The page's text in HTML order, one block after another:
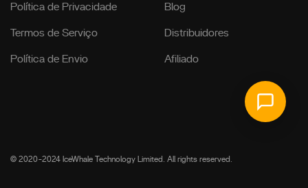
Política de Privacidade
Termos de Serviço
Política de Envio
Blog
Distribuidores
Afiliado
© 2020-2024 IceWhale Technology Limited. All rights reserved.